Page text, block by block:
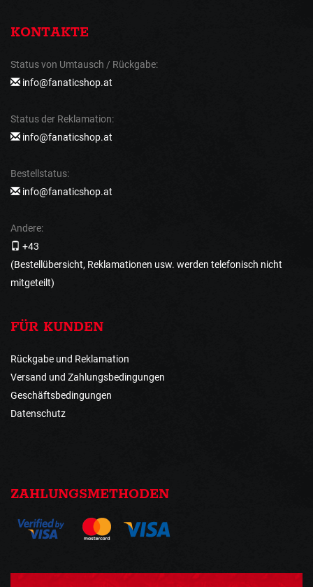
KONTAKTE
Status von Umtausch / Rückgabe:
info@fanaticshop.at
Status der Reklamation:
info@fanaticshop.at
Bestellstatus:
info@fanaticshop.at
Andere:
+43
(Bestellübersicht, Reklamationen usw. werden telefonisch nicht
mitgeteilt)
FÜR KUNDEN
Rückgabe und Reklamation
Versand und Zahlungsbedingungen
Geschäftsbedingungen
Datenschutz
ZAHLUNGSMETHODEN